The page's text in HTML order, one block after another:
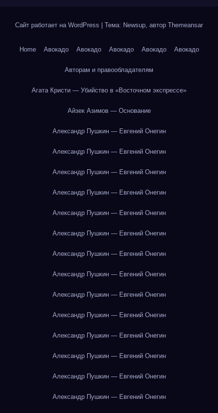
Сайт работает на WordPress Тема: Newsup, автор Themeansar
Home Авокадо Авокадо Авокадо Авокадо Авокадо
Авторам и правообладателям
Агата Кристи — Убийство в «Восточном экспрессе»
Айзек Азимов — Основание
Александр Пушкин — Евгений Онегин
Александр Пушкин — Евгений Онегин
Александр Пушкин — Евгений Онегин
Александр Пушкин — Евгений Онегин
Александр Пушкин — Евгений Онегин
Александр Пушкин — Евгений Онегин
Александр Пушкин — Евгений Онегин
Александр Пушкин — Евгений Онегин
Александр Пушкин — Евгений Онегин
Александр Пушкин — Евгений Онегин
Александр Пушкин — Евгений Онегин
Александр Пушкин — Евгений Онегин
Александр Пушкин — Евгений Онегин
Александр Пушкин — Евгений Онегин